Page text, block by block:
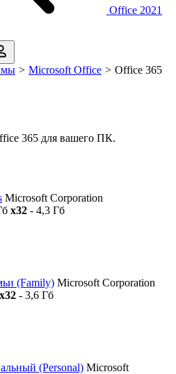
Office 2021
> Microsoft Office > Office 365
365 для вашего ПК.
Microsoft Corporation
x32 - 4,3 Гб
(Family) Microsoft Corporation
x32 - 3,6 Гб
(Personal) Microsoft